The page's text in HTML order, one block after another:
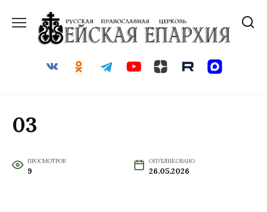
содержанию
03
ПРОСМОТРОВ
9
ОПУБЛИКОВАНО
26.05.2026